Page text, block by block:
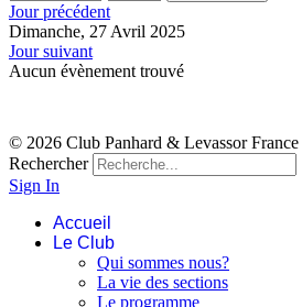
Jour précédent
Dimanche, 27 Avril 2025
Jour suivant
Aucun évènement trouvé
© 2026 Club Panhard & Levassor France
Rechercher
Sign In
Accueil
Le Club
Qui sommes nous?
La vie des sections
Le programme